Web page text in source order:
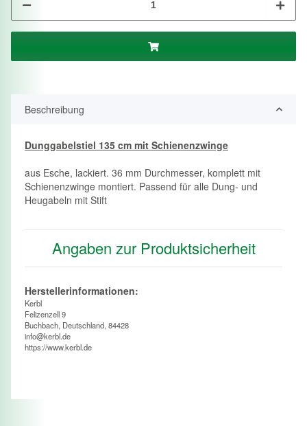
Beschreibung
Dunggabelstiel 135 cm mit Schienenzwinge
aus Esche, lackiert. 36 mm Durchmesser, komplett mit
Schienenzwinge montiert. Passend für alle Dung- und
Heugabeln mit Stift
Angaben zur Produktsicherheit
Herstellerinformationen:
Kerbl
Felizenzell 9
Buchbach, Deutschland, 84428
info@kerbl.de
https://www.kerbl.de